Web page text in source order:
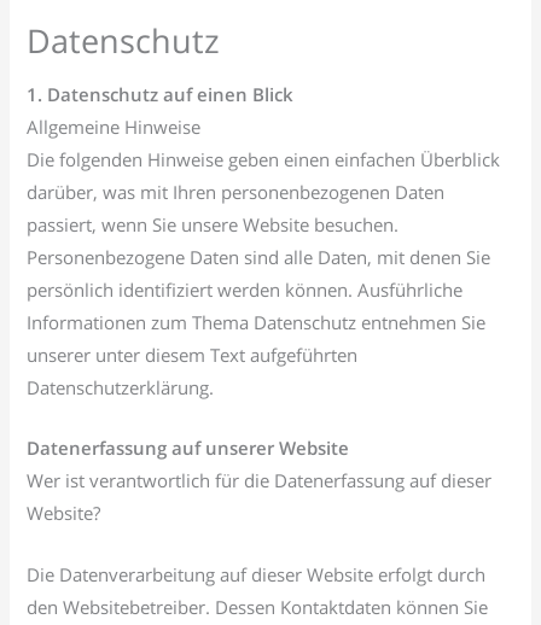
Datenschutz
1. Datenschutz auf einen Blick
Allgemeine Hinweise
Die folgenden Hinweise geben einen einfachen Überblick
darüber, was mit Ihren personenbezogenen Daten
passiert, wenn Sie unsere Website besuchen.
Personenbezogene Daten sind alle Daten, mit denen Sie
persönlich identifiziert werden können. Ausführliche
Informationen zum Thema Datenschutz entnehmen Sie
unserer unter diesem Text aufgeführten
Datenschutzerklärung.
Datenerfassung auf unserer Website
Wer ist verantwortlich für die Datenerfassung auf dieser
Website?
Die Datenverarbeitung auf dieser Website erfolgt durch
den Websitebetreiber. Dessen Kontaktdaten können Sie